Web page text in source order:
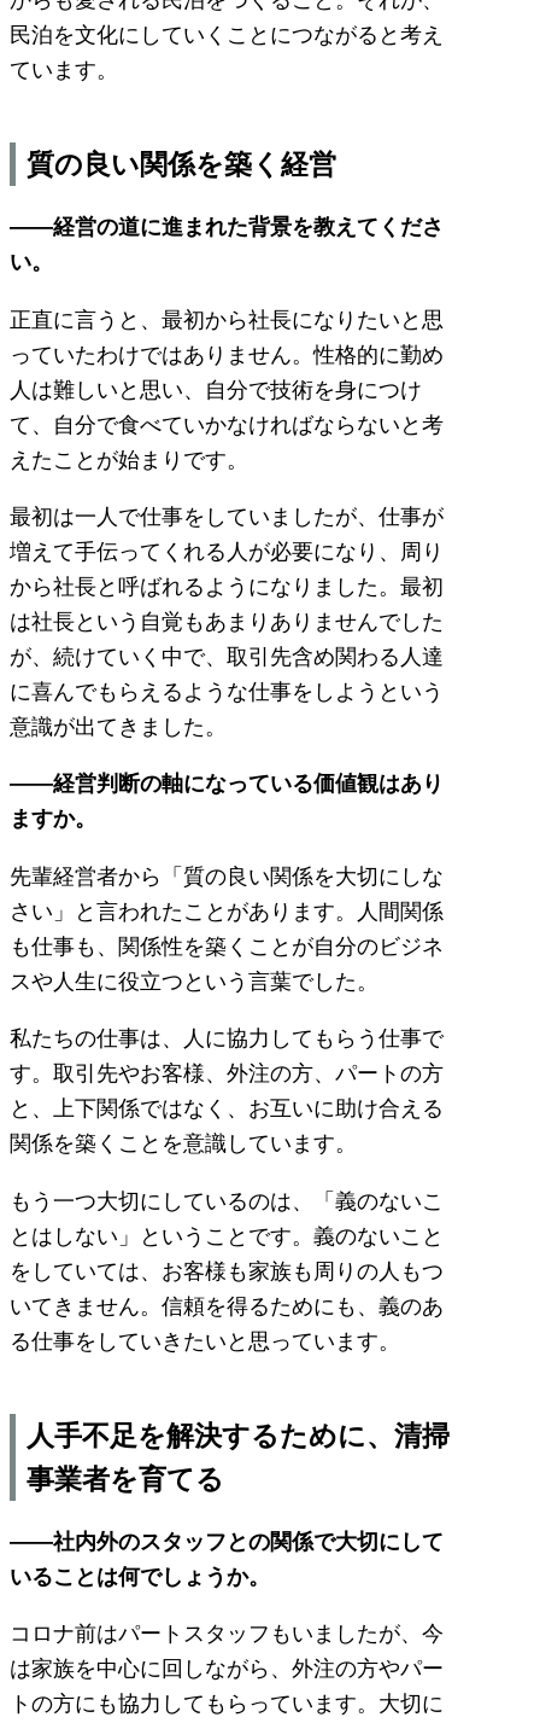
民泊を文化にしていくことにつながると考え
ています。
質の良い関係を築く経営
――経営の道に進まれた背景を教えてくださ
い。
正直に言うと、最初から社長になりたいと思
っていたわけではありません。性格的に勤め
人は難しいと思い、自分で技術を身につけ
て、自分で食べていかなければならないと考
えたことが始まりです。
最初は一人で仕事をしていましたが、仕事が
増えて手伝ってくれる人が必要になり、周り
から社長と呼ばれるようになりました。最初
は社長という自覚もあまりありませんでした
が、続けていく中で、取引先含め関わる人達
に喜んでもらえるような仕事をしようという
意識が出てきました。
――経営判断の軸になっている価値観はあり
ますか。
先輩経営者から「質の良い関係を大切にしな
さい」と言われたことがあります。人間関係
も仕事も、関係性を築くことが自分のビジネ
スや人生に役立つという言葉でした。
私たちの仕事は、人に協力してもらう仕事で
す。取引先やお客様、外注の方、パートの方
と、上下関係ではなく、お互いに助け合える
関係を築くことを意識しています。
もう一つ大切にしているのは、「義のないこ
とはしない」ということです。義のないこと
をしていては、お客様も家族も周りの人もつ
いてきません。信頼を得るためにも、義のあ
る仕事をしていきたいと思っています。
人手不足を解決するために、清掃
事業者を育てる
――社内外のスタッフとの関係で大切にして
いることは何でしょうか。
コロナ前はパートスタッフもいましたが、今
は家族を中心に回しながら、外注の方やパー
トの方にも協力してもらっています。大切に